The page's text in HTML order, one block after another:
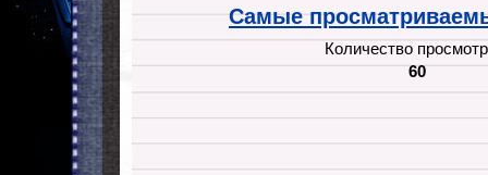
Самые
Количество
60